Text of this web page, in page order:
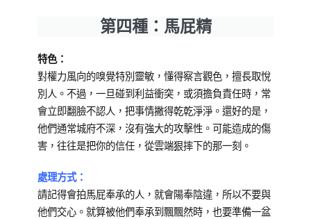
第四種：馬屁精
特色：
對權力風向的嗅覺特別靈敏，懂得察言觀色，擅長取悅
別人。不過，一旦碰到利益衝突，或須擔負責任時，常
會立即翻臉不認人，把事情撇得乾乾淨淨。還好的是，
他們通常城府不深，沒有強大的攻擊性。可能造成的傷
害，往往是把你的信任，從雲端狠摔下的那一刻。
處理方式：
請記得會拍馬屁奉承的人，就會陽奉陰違，所以不要與
他們交心。就算被他們奉承到飄飄然時，也要準備一盆